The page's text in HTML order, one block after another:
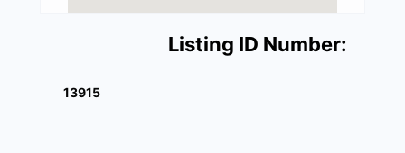
Listing ID Number:
13915